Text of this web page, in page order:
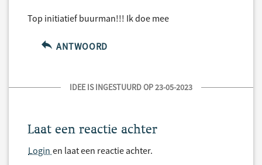
Top initiatief buurman!!! Ik doe mee
ANTWOORD
IDEE IS INGESTUURD OP 23-05-2023
Laat een reactie achter
Login en laat een reactie achter.